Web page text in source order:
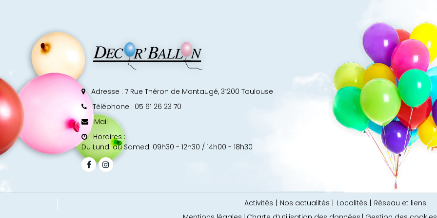
Adresse : 7 Rue Théron de Montaugé, 31200 Toulouse
Téléphone : 05 61 26 23 70
Mail
Horaires :
Du Lundi au Samedi 09h30 - 12h30 / 14h00 - 18h30
Activités Nos actualités Localités
Réseau et liens